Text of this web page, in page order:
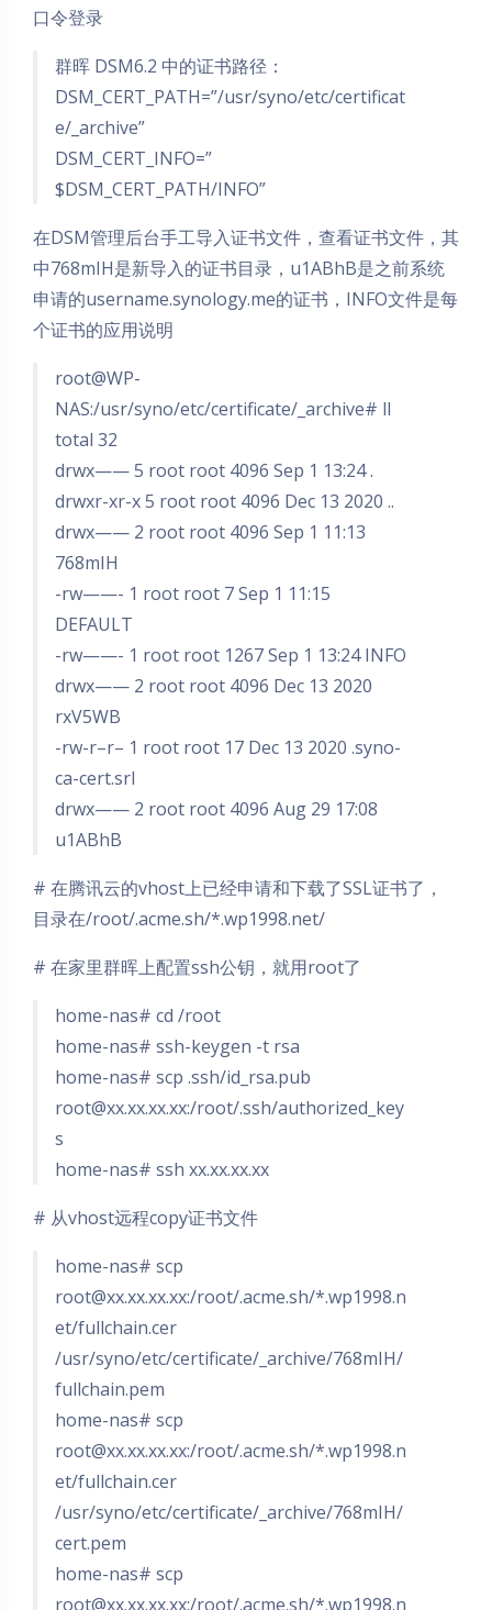
口令登录
群晖 DSM6.2 中的证书路径：
DSM_CERT_PATH=”/usr/syno/etc/certificat
e/_archive”
DSM_CERT_INFO=”
$DSM_CERT_PATH/INFO”
在DSM管理后台手工导入证书文件，查看证书文件，其
中768mIH是新导入的证书目录，u1ABhB是之前系统
申请的username.synology.me的证书，INFO文件是每
个证书的应用说明
root@WP-
NAS:/usr/syno/etc/certificate/_archive# ll
total 32
drwx—— 5 root root 4096 Sep 1 13:24 .
drwxr-xr-x 5 root root 4096 Dec 13 2020 ..
drwx—— 2 root root 4096 Sep 1 11:13
768mIH
-rw——- 1 root root 7 Sep 1 11:15
DEFAULT
-rw——- 1 root root 1267 Sep 1 13:24 INFO
drwx—— 2 root root 4096 Dec 13 2020
rxV5WB
-rw-r–r– 1 root root 17 Dec 13 2020 .syno-
ca-cert.srl
drwx—— 2 root root 4096 Aug 29 17:08
u1ABhB
# 在腾讯云的vhost上已经申请和下载了SSL证书了，
目录在/root/.acme.sh/*.wp1998.net/
# 在家里群晖上配置ssh公钥，就用root了
home-nas# cd /root
home-nas# ssh-keygen -t rsa
home-nas# scp .ssh/id_rsa.pub
root@xx.xx.xx.xx:/root/.ssh/authorized_key
s
home-nas# ssh xx.xx.xx.xx
# 从vhost远程copy证书文件
home-nas# scp
root@xx.xx.xx.xx:/root/.acme.sh/*.wp1998.n
et/fullchain.cer
/usr/syno/etc/certificate/_archive/768mIH/
fullchain.pem
home-nas# scp
root@xx.xx.xx.xx:/root/.acme.sh/*.wp1998.n
et/fullchain.cer
/usr/syno/etc/certificate/_archive/768mIH/
cert.pem
home-nas# scp
root@xx.xx.xx.xx:/root/.acme.sh/*.wp1998.n